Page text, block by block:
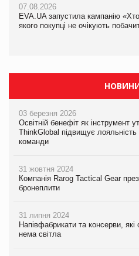
07.08.2026
EVA.UA запустила кампанію
якого покупці не очікують
05.08.2026
Мережа супермаркетів VARUS
03 березня 2026
Освітній бенефіт як інструмент
ThinkGlobal підвищує лояльність
команди
31 жовтня 2024
Компанія Rarog Tactical Gear
бронеплити
31 липня 2024
Напівфабрикати та консерви, які
нема світла